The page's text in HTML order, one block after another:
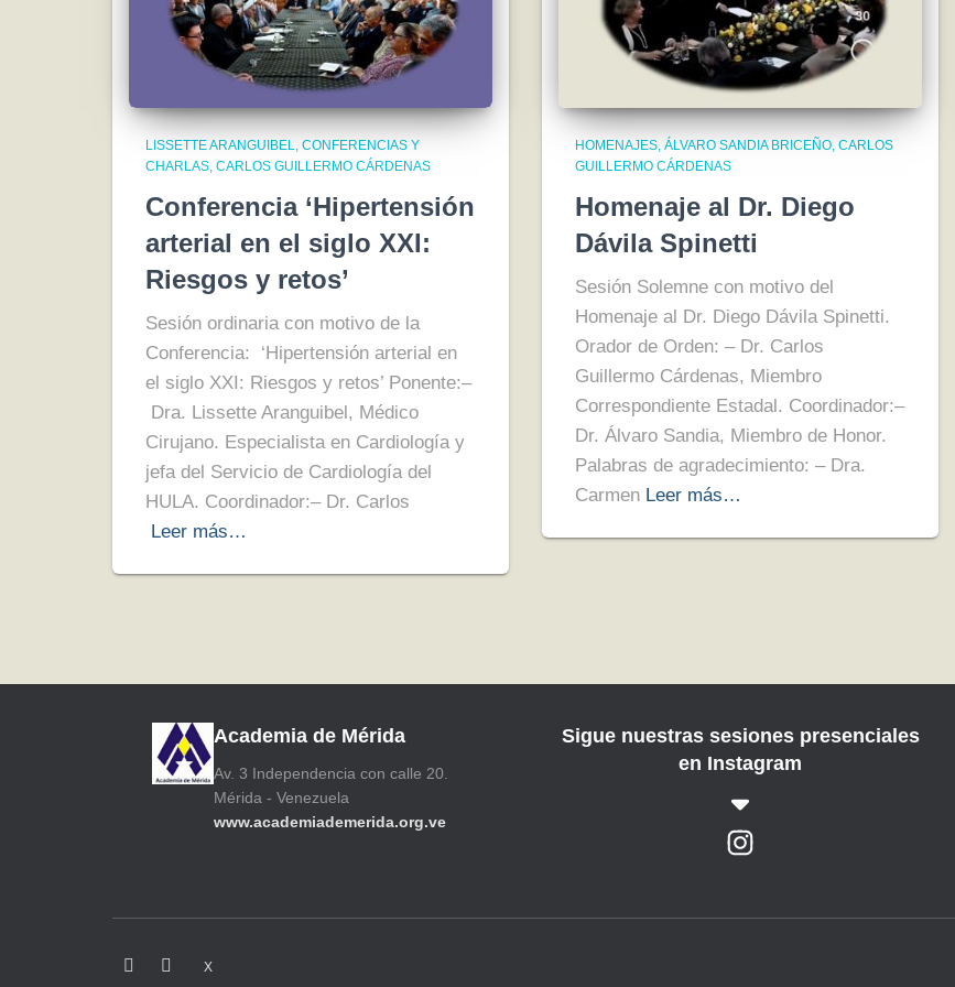
LISSETTE ARANGUIBEL CONFERENCIAS Y
CHARLAS CARLOS GUILLERMO CÁRDENAS
Conferencia ‘Hipertensión
arterial en el siglo XXI:
Riesgos y retos’
Sesión ordinaria con motivo de la
Conferencia: ‘Hipertensión arterial en
el siglo XXI: Riesgos y retos’ Ponente:–
Dra. Lissette Aranguibel, Médico
Cirujano. Especialista en Cardiología y
jefa del Servicio de Cardiología del
HULA. Coordinador:– Dr. Carlos
Leer más…
HOMENAJES ÁLVARO SANDIA BRICEÑO CARLOS
GUILLERMO CÁRDENAS
Homenaje al Dr. Diego
Dávila Spinetti
Sesión Solemne con motivo del
Homenaje al Dr. Diego Dávila Spinetti.
Orador de Orden: – Dr. Carlos
Guillermo Cárdenas, Miembro
Correspondiente Estadal. Coordinador:–
Dr. Álvaro Sandia, Miembro de Honor.
Palabras de agradecimiento: – Dra.
Carmen Leer más…
Academia de Mérida
Av. 3 Independencia con calle 20.
Mérida - Venezuela
www.academiademerida.org.ve
Sigue nuestras sesiones presenciales
en Instagram
X